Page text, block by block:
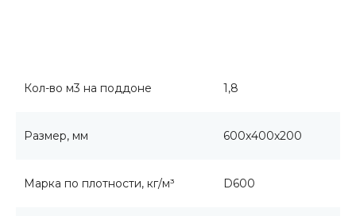
Кол-во м3 на поддоне 1,8
Размер, мм 600x400x200
Марка по плотности, кг/м³ D600